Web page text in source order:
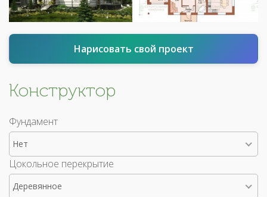
Нарисовать свой проект
Конструктор
Фундамент
Нет
Цокольное перекрытие
Деревянное